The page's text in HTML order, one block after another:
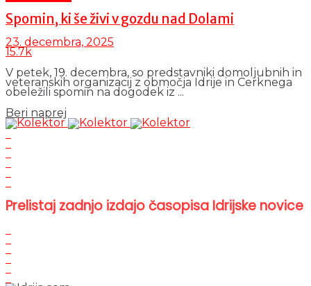
Spomin, ki še živi v gozdu nad Dolami
23. decembra, 2025
15.7k
V petek, 19. decembra, so predstavniki domoljubnih in
veteranskih organizacij z območja Idrije in Cerknega
obeležili spomin na dogodek iz ...
Beri naprej
Prelistaj zadnjo izdajo časopisa Idrijske novice